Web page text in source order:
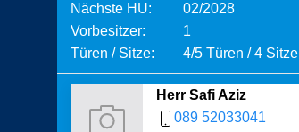
Nächste HU:
02/2028
Vorbesitzer:
1
Türen / Sitze:
4/5 Türen / 4 Sitze
Herr Safi Aziz
089 52033041